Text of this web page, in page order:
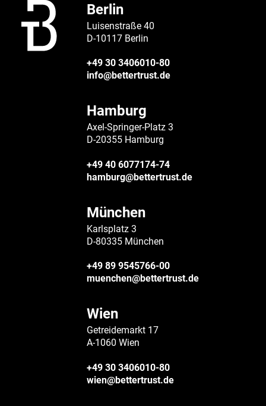
Berlin
Luisenstraße 40
D-10117 Berlin
+49 30 3406010-80
info@bettertrust.de
Hamburg
Axel-Springer-Platz 3
D-20355 Hamburg
+49 40 6077174-74
hamburg@bettertrust.de
München
Karlsplatz 3
D-80335 München
+49 89 9545766-00
muenchen@bettertrust.de
Wien
Getreidemarkt 17
A-1060 Wien
+49 30 3406010-80
wien@bettertrust.de